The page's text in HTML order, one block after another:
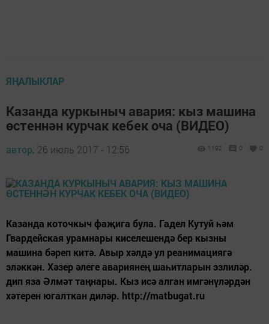
ЯҢАЛЫКЛАР
Казанда куркыныч авария: кыз машина
өстеннән курчак кебек оча (ВИДЕО)
автор, 26 июль 2017 - 12:56 1192 0 0
Казанда коточкыч фаҗига була. Гадел Кутуй һәм
Гвардейская урамнары киселешендә бер кызны
машина бәреп китә. Авыр хәлдә ул реанимациягә
эләккән. Хәзер әлеге авариянең шаһитларын эзлиләр.
дип яза Әлмәт таңнары. Кыз исә алган имгәнүләрдән
хәтерен югалткан диләр. http://matbugat.ru